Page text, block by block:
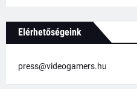
Elérhetőségeink
press@videogamers.hu